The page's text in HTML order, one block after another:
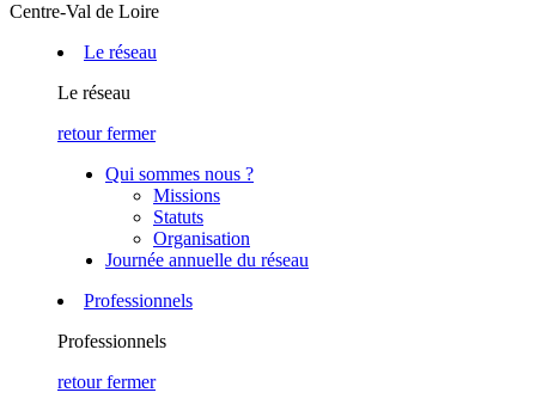
Centre-Val de Loire
Le réseau
Le réseau
retour fermer
Qui sommes nous ?
Missions
Statuts
Organisation
Journée annuelle du réseau
Professionnels
Professionnels
retour fermer